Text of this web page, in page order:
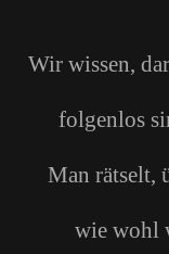
Wir wissen,
folgenlos
Man rätselt,
wie wohl